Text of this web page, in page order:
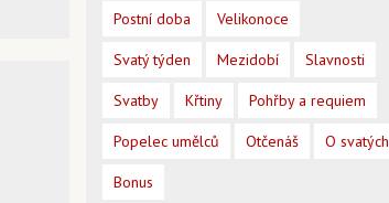
Postní doba Velikonoce
Svatý týden Mezidobí Slavnosti
Svatby Křtiny Pohřby a requiem
Popelec umělců Otčenáš O svatých
Bonus